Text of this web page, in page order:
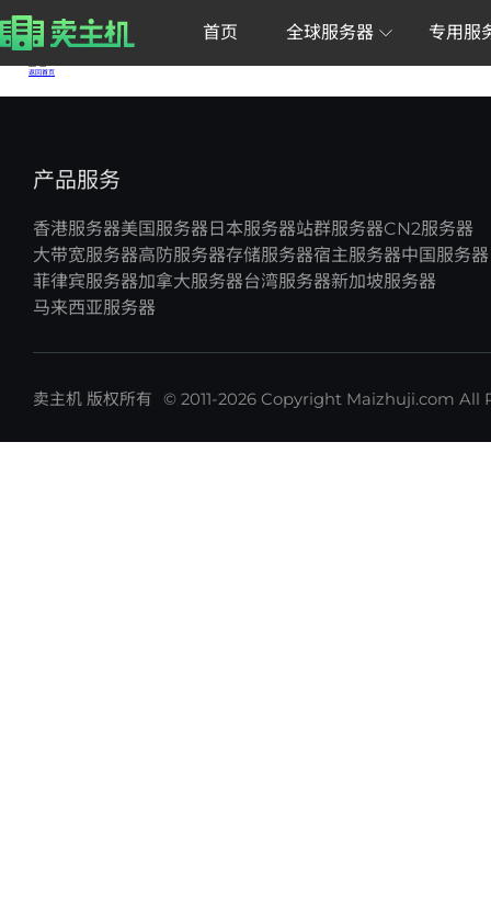
您的位置：
双E5-2696v4,64G,1T SSD,100M,1个IP,120G防
双E5-2680v4,64G,512G SSD,100M,1个IP,120G防
返回首页
香港服务器美国服务器 日本服务器站群服务器CN2服务器
大带宽服务器高防服务器存储服务器宿主服务器中国服务器
菲律宾服务器加拿大服务器台湾服务器新加坡服务器
马来西亚服务器